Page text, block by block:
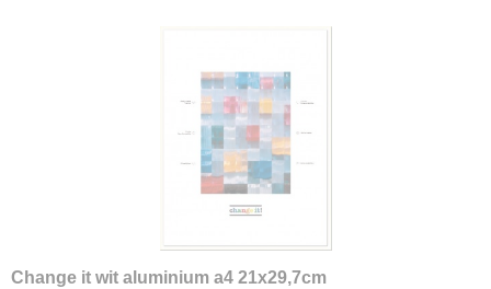
Change it wit aluminium a4 21x29,7cm